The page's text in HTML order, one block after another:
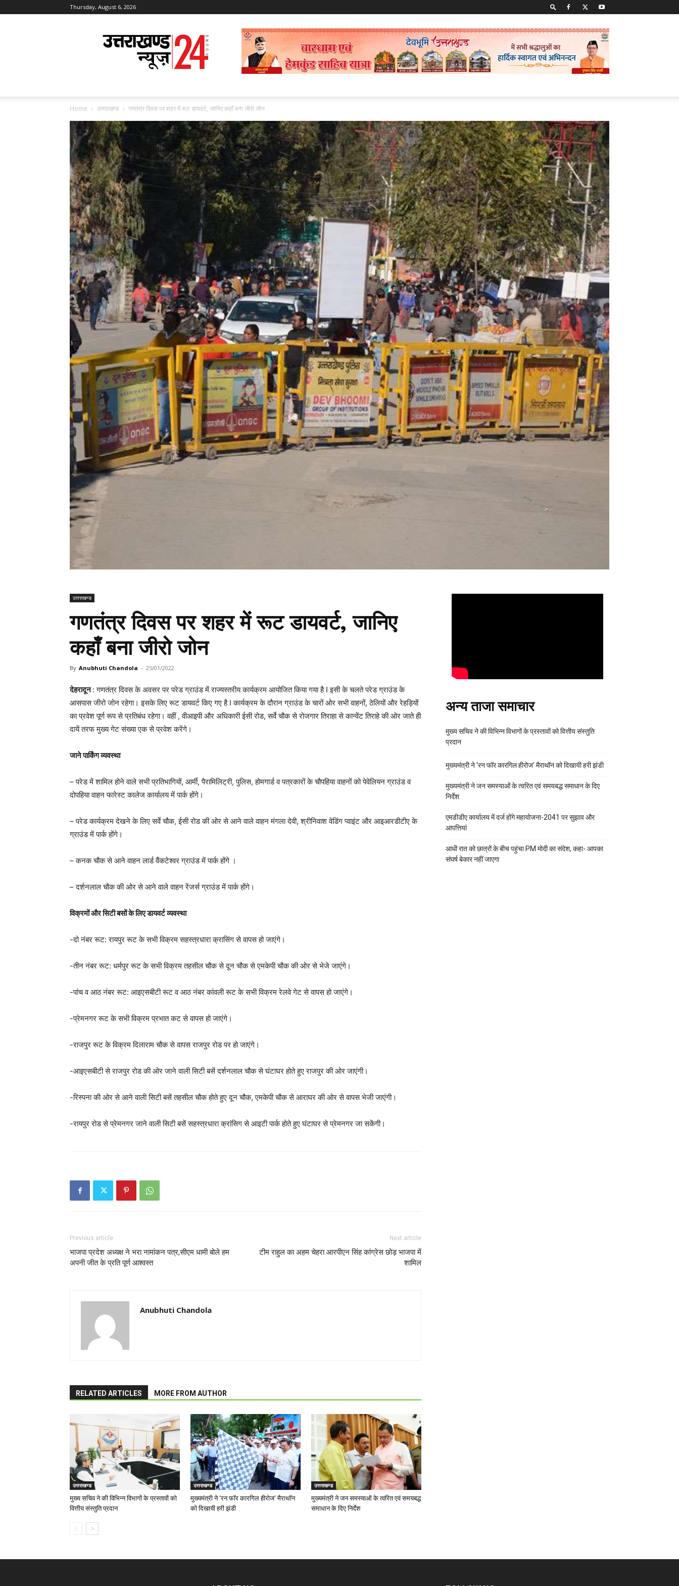
Thursday, August 6, 2026
Uttarakhand
News
24
Home उत्तराखण्ड गणतंत्र दिवस पर शहर में रूट डायवर्ट, जानिए कहाँ बना जीरो जोन
उत्तराखण्ड
गणतंत्र दिवस पर शहर में रूट डायवर्ट, जानिए
कहाँ बना जीरो जोन
By Anubhuti Chandola - 25/01/2022
देहरादून: गणतंत्र दिवस के अवसर पर परेड ग्राउंड में राज्यस्तरीय कार्यक्रम आयोजित किया गया है I इसी के चलते परेड ग्राउंड के
आसपास जीरो जोन रहेगा। इसके लिए रूट डायवर्ट किए गए है I कार्यक्रम के दौरान ग्राउंड के चारों ओर सभी वाहनों, ठेलियों और रेहड़ियों
का प्रवेश पूर्ण रूप से प्रतिबंध रहेगा। वहीं , वीआइपी और अधिकारी ईसी रोड, सर्वे चौक से रोजगार तिराहा से कान्वेंट तिराहे की ओर जाते ही
दायें तरफ मुख्य गेट संख्या एक से प्रवेश करेंगे।
जाने पार्किंग व्यवस्था
– परेड में शामिल होने वाले सभी प्रतिभागियों, आर्मी, पैरामिलिट्री, पुलिस, होमगार्ड व पत्रकारों के चौपहिया वाहनों को पेवेलियन ग्राउंड व
दोपहिया वाहन फारेस्ट कालेज कार्यालय में पार्क होंगे।
– परेड कार्यक्रम देखने के लिए सर्वे चौक, ईसी रोड की ओर से आने वाले वाहन मंगला देवी, श्रीनिवाश वेडिंग प्वाइंट और आइआरडीटीए के
ग्राउंड में पार्क होंगे।
– कनक चौक से आने वाहन लार्ड वैंकटेश्वर ग्राउंड में पार्क होंगे ।
– दर्शनलाल चौक की ओर से आने वाले वाहन रेंजर्स ग्राउंड में पार्क होंगे।
विक्रमों और सिटी बसों के लिए डायवर्ट व्यवस्था
-दो नंबर रूट: रायपुर रूट के सभी विक्रम सहस्त्रधारा क्रासिंग से वापस हो जाएंगे।
-तीन नंबर रूट: धर्मपुर रूट के सभी विक्रम तहसील चौक से दून चौक से एमकेपी चौक की ओर से भेजे जाएंगे।
-पांच व आठ नंबर रूट: आइएसबीटी रूट व आठ नंबर कांवली रूट के सभी विक्रम रेलवे गेट से वापस हो जाएंगे।
-प्रेमनगर रूट के सभी विक्रम प्रभात कट से वापस हो जाएंगे।
-राजपुर रूट के विक्रम दिलाराम चौक से वापस राजपुर रोड पर हो जाएंगे।
-आइएसबीटी से राजपुर रोड की ओर जाने वाली सिटी बसें दर्शनलाल चौक से घंटाघर होते हुए राजपुर की ओर जाएंगी।
-रिस्पना की ओर से आने वाली सिटी बसें तहसील चौक होते हुए दून चौक, एमकेपी चौक से आराघर की ओर से वापस भेजी जाएंगी।
-रायपुर रोड से प्रेमनगर जाने वाली सिटी बसें सहस्त्रधारा क्रांसिग से आइटी पार्क होते हुए घंटाघर से प्रेमनगर जा सकेंगी।
Previous article
भाजपा प्रदेश अध्यक्ष ने भरा नामांकन पत्र,सीएम धामी बोले हम
अपनी जीत के प्रति पूर्ण आश्वस्त
Next article
टीम राहुल का अहम चेहरा आरपीएन सिंह कांग्रेस छोड़ भाजपा में
शामिल
Anubhuti Chandola
RELATED ARTICLES MORE FROM AUTHOR
उत्तराखण्ड
मुख्य सचिव ने की विभिन्न विभागों के प्रस्तावों को
वित्तीय संस्तुति प्रदान
उत्तराखण्ड
मुख्यमंत्री ने ‘रन फॉर कारगिल हीरोज’ मैराथॉन
को दिखायी हरी झंडी
उत्तराखण्ड
मुख्यमंत्री ने जन समस्याओं के त्वरित एवं समयबद्ध
समाधान के दिए निर्देश
अन्य ताजा समाचार
मुख्य सचिव ने की विभिन्न विभागों के प्रस्तावों को वित्तीय संस्तुति
प्रदान
मुख्यमंत्री ने ‘रन फॉर कारगिल हीरोज’ मैराथॉन को दिखायी हरी झंडी
मुख्यमंत्री ने जन समस्याओं के त्वरित एवं समयबद्ध समाधान के दिए
निर्देश
एमडीडीए कार्यालय में दर्ज होंगे महायोजना-2041 पर सुझाव और
आपत्तियां
आधी रात को छात्रों के बीच पहुंचा PM मोदी का संदेश, कहा- आपका
संघर्ष बेकार नहीं जाएगा